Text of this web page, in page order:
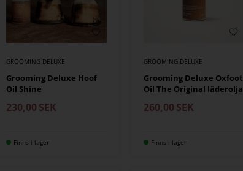
GROOMING DELUXE
Grooming Deluxe Hoof
Oil Shine
230,00 SEK
Finns i lager
GROOMING DELUXE
Grooming Deluxe Oxfoot
Oil The Original läderolja
260,00 SEK
Finns i lager